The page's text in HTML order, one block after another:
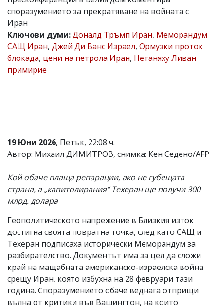
Коментарите
под
статиите
се
въвеждат
от
читателите
и
откриете
обиден
за
коментар,
моля
сигнализирайте
ни!
споразумението за прекратяване на войната с
Иран
Ключови думи:Доналд Тръмп Иран, Меморандум
САЩ Иран, Джей Ди Ванс Израел, Ормузки проток
блокада, цени на петрола Иран, Нетаняху Ливан
примирие
19 Юни 2026, Петък, 22:08 ч.
Автор: Михаил ДИМИТРОВ, снимка: Кен Седено/AFP
Кой обаче плаща репарации, ако не губещата
страна, а „капитолирания“ Техеран ще получи 300
млрд. долара
Геополитическото напрежение в Близкия изток
достигна своята повратна точка, след като САЩ и
Техеран подписаха исторически Меморандум за
разбирателство. Документът има за цел да сложи
край на мащабната американско-израелска война
срещу Иран, която избухна на 28 февруари тази
година. Споразумението обаче веднага отприщи
вълна от критики във Вашингтон, на които